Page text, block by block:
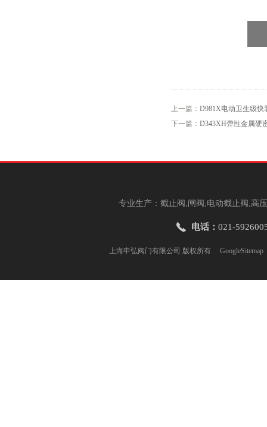
上一篇： D981X电动卫生级快
下一篇： D343XH弹性金属硬
专业生产：截止阀,闸阀,电动截止阀,高
电话： 021-
上海申弘阀门有限公司 版权所有 GoogleSitemap